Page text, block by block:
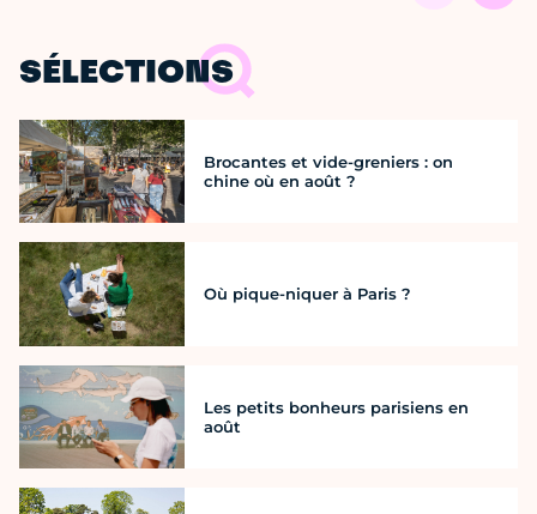
SÉLECTIONS
Brocantes et vide-greniers : on
chine où en août ?
Où pique-niquer à Paris ?
Les petits bonheurs parisiens en
août